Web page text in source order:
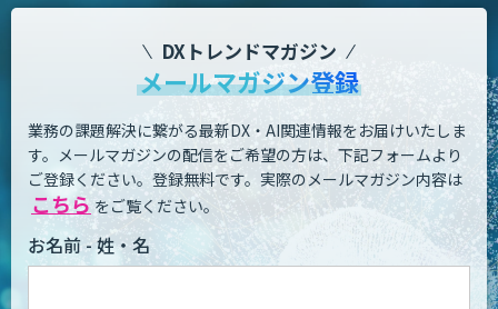
DXトレンドマガジン
メールマガジン登録
業務の課題解決に繋がる最新DX・AI関連情報をお届けいたしま
す。 メールマガジンの配信をご希望の方は、下記フォームより
ご登録ください。登録無料です。 実際のメールマガジン内容は
こちら をご覧ください。
お名前 - 姓・名